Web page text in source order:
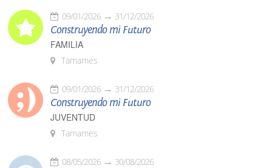
09/01/2026 31/12/2026
Construyendo mi Futuro
FAMILIA
Tamames
09/01/2026 31/12/2026
Construyendo mi Futuro
JUVENTUD
Tamames
08/05/2026 30/08/2026